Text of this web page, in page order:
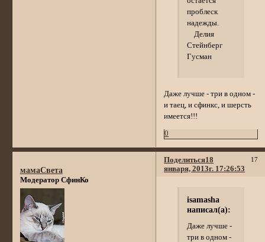
проблеск
надежды.
Делия
Стейнберг
Гусман
Даже лучше - три в одном -
и таец, и сфинкс, и шерсть
имеется!!!
0
Поделиться 17
18
января, 2013г. 17:26:53
мамаСвета
Модератор СфинКо
isamasha
написал(а):
Даже лучше -
три в одном -